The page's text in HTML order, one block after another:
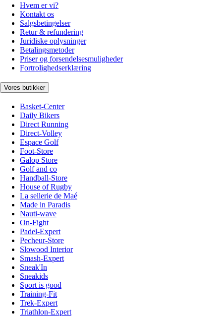
Hvem er vi?
Kontakt os
Salgsbetingelser
Retur & refundering
Juridiske oplysninger
Betalingsmetoder
Priser og forsendelsesmuligheder
Fortrolighedserklæring
Vores butikker
Basket-Center
Daily Bikers
Direct Running
Direct-Volley
Espace Golf
Foot-Store
Galop Store
Golf and co
Handball-Store
House of Rugby
La sellerie de Maé
Made in Paradis
Nauti-wave
On-Fight
Padel-Expert
Pecheur-Store
Slowood Interior
Smash-Expert
Sneak'In
Sneakids
Sport is good
Training-Fit
Trek-Expert
Triathlon-Expert